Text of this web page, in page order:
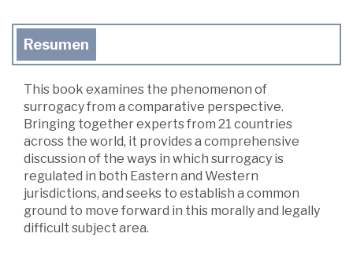
Resumen
This book examines the phenomenon of
surrogacy from a comparative perspective.
Bringing together experts from 21 countries
across the world, it provides a comprehensive
discussion of the ways in which surrogacy is
regulated in both Eastern and Western
jurisdictions, and seeks to establish a common
ground to move forward in this morally and legally
difficult subject area.